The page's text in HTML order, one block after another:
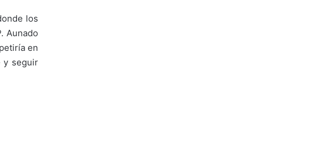
los
Aunado
en
y seguir